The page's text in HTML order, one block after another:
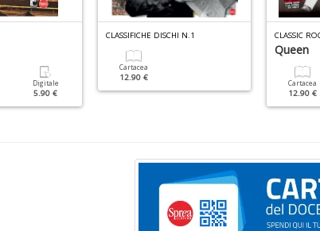
Digitale
5.90 €
CLASSIFICHE DISCHI N.1
Cartacea
12.90 €
CLASSIC
Queen
Cartacea
12.90 €